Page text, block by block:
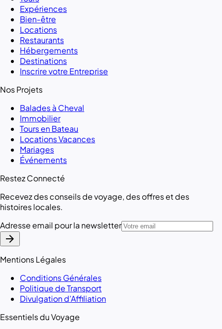
Expériences
Bien-être
Locations
Restaurants
Hébergements
Destinations
Inscrire votre Entreprise
Nos Projets
Balades à Cheval
Immobilier
Tours en Bateau
Locations Vacances
Mariages
Événements
Restez Connecté
Recevez des conseils de voyage, des offres et des
histoires locales.
Adresse email pour la newsletter
arrow_forward
Mentions Légales
Conditions Générales
Politique de Transport
Divulgation d’Affiliation
Essentiels du Voyage